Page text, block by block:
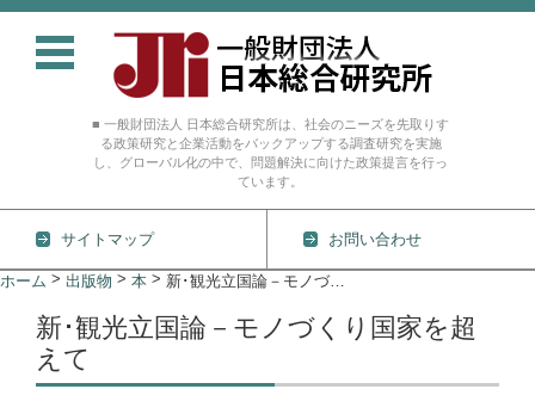
■ 一般財団法人 日本総合研究所は、社会のニーズを先取りす
る政策研究と企業活動をバックアップする調査研究を実施
し、グローバル化の中で、問題解決に向けた政策提言を行っ
ています。
サイトマップ
お問い合わせ
コンテンツに移動
ホーム > 出版物 > 本 > 新･観光立国論－モノづくり国家を超えて
新･観光立国論－モノづくり国家を超
えて